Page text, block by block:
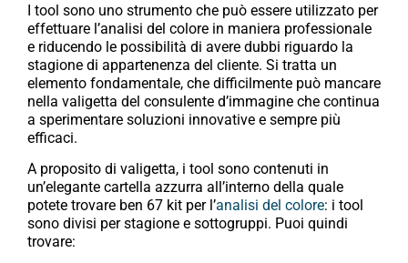
I tool sono uno strumento che può essere utilizzato per
effettuare l’analisi del colore in maniera professionale
e riducendo le possibilità di avere dubbi riguardo la
stagione di appartenenza del cliente. Si tratta un
elemento fondamentale, che difficilmente può mancare
nella valigetta del consulente d’immagine che continua
a sperimentare soluzioni innovative e sempre più
efficaci.
A proposito di valigetta, i tool sono contenuti in
un’elegante cartella azzurra all’interno della quale
potete trovare ben 67 kit per l’analisi del colore: i tool
sono divisi per stagione e sottogruppi. Puoi quindi
trovare: